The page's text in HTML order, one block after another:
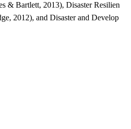
& Bartlett, 2013), Disaster Resilien
2012), and Disaster and Develop